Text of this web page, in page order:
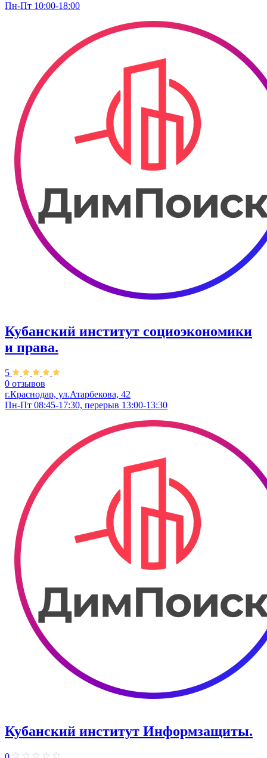
Пн-Пт 10:00-18:00
Кубанский институт социоэкономики
и права.
5
0 отзывов
г.Краснодар, ул.Атарбекова, 42
Пн-Пт 08:45-17:30, перерыв 13:00-13:30
Кубанский институт Информзащиты.